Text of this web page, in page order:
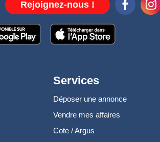
Rejoignez-nous !
Services
Déposer une annonce
Vendre mes affaires
Cote / Argus